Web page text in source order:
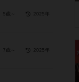
5歳～ 2025年
7歳～ 2025年